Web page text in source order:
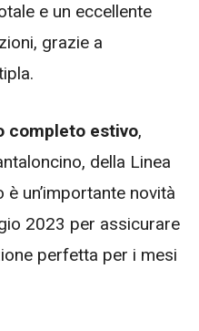
e un eccellente
grazie a
completo estivo,
della Linea
un’importante novità
2023 per assicurare
perfetta per i mesi